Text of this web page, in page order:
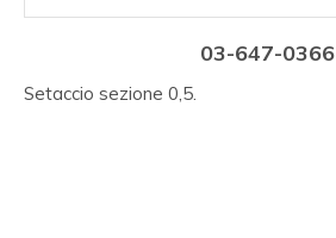
03-647-0366
Setaccio sezione 0,5.